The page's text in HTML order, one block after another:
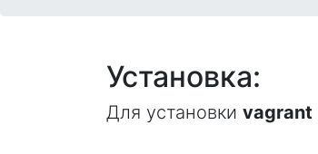
Установка:
Для установки vagrant